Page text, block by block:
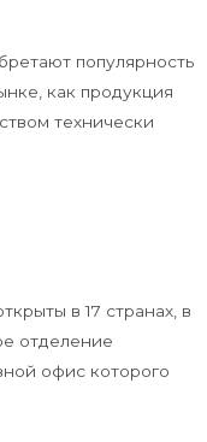
популярность
как продукция
технически
в 17 странах, в
отделение
офис которого